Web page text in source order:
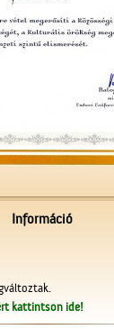
Lajos utcából
a Seregélyesben
Információ
kattintson ide!